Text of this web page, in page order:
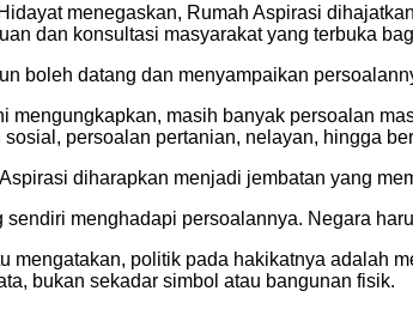
menegaskan, Rumah Aspirasi
dan konsultasi masyarakat yang terbuka
boleh datang dan menyampaikan
mengungkapkan, masih banyak persoalan
persoalan pertanian, nelayan, hingga
diharapkan menjadi jembatan yang
sendiri menghadapi persoalannya. Negara
mengatakan, politik pada hakikatnya adalah
bukan sekadar simbol atau bangunan fisik.